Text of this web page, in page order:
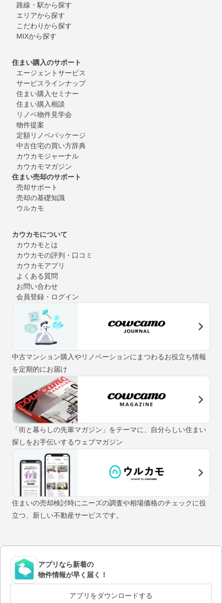
路線・駅から探す
エリアから探す
こだわりから探す
MIXから探す
住まい購入のサポート
エージェントサービス
サービスラインナップ
住まい購入セミナー
住まい購入相談
リノベ物件見学会
物件提案
定額リノベパッケージ
中古住宅の買い方辞典
カウカモジャーナル
カウカモマガジン
住まい売却のサポート
売却サポート
売却の基礎知識
ウルカモ
カウカモについて
カウカモとは
カウカモの評判・口コミ
カウカモアプリ
よくある質問
お問い合わせ
会員登録・ログイン
中古マンション購入やリノベーションにまつわるお役立ち情報
を定期的にお届け
「街と暮らしの先輩マガジン」をテーマに、自分らしい住まい
探しをお手伝いするウェブマガジン
住まいの売却検討時にニーズの調査や相場価格のチェックに役
立つ、新しい不動産サービスです。
アプリなら新着の
物件情報が早く届く！
アプリをダウンロードする